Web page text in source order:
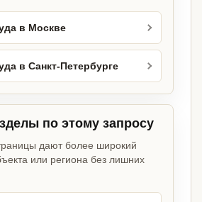
в Москве
в Санкт-Петербурге
по этому запросу
дают более широкий
или региона без лишних